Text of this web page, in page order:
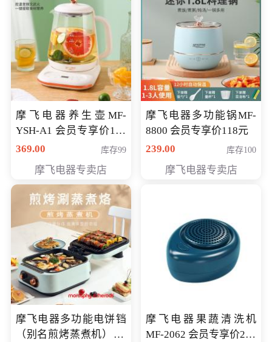
摩飞电器养生壶MF-
YSH-A1 会员专享价198
元
369.00 库存99
摩飞电器专卖店
摩飞电器多功能锅MF-
8800 会员专享价118元
239.00
库存100
摩飞电器专卖店
摩飞电器多功能电饼铛
（别名煎烤蒸煮机） 型
摩飞电器果蔬清洗机
MF-2062 会员专享价268